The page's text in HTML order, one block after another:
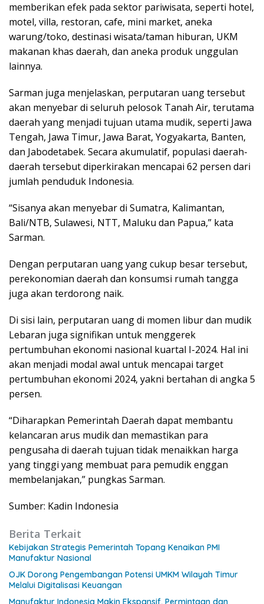
memberikan efek pada sektor pariwisata, seperti hotel,
motel, villa, restoran, cafe, mini market, aneka
warung/toko, destinasi wisata/taman hiburan, UKM
makanan khas daerah, dan aneka produk unggulan
lainnya.
Sarman juga menjelaskan, perputaran uang tersebut
akan menyebar di seluruh pelosok Tanah Air, terutama
daerah yang menjadi tujuan utama mudik, seperti Jawa
Tengah, Jawa Timur, Jawa Barat, Yogyakarta, Banten,
dan Jabodetabek. Secara akumulatif, populasi daerah-
daerah tersebut diperkirakan mencapai 62 persen dari
jumlah penduduk Indonesia.
“Sisanya akan menyebar di Sumatra, Kalimantan,
Bali/NTB, Sulawesi, NTT, Maluku dan Papua,” kata
Sarman.
Dengan perputaran uang yang cukup besar tersebut,
perekonomian daerah dan konsumsi rumah tangga
juga akan terdorong naik.
Di sisi lain, perputaran uang di momen libur dan mudik
Lebaran juga signifikan untuk menggerek
pertumbuhan ekonomi nasional kuartal I-2024. Hal ini
akan menjadi modal awal untuk mencapai target
pertumbuhan ekonomi 2024, yakni bertahan di angka 5
persen.
“Diharapkan Pemerintah Daerah dapat membantu
kelancaran arus mudik dan memastikan para
pengusaha di daerah tujuan tidak menaikkan harga
yang tinggi yang membuat para pemudik enggan
membelanjakan,” pungkas Sarman.
Sumber: Kadin Indonesia
Berita Terkait
Kebijakan Strategis Pemerintah Topang Kenaikan PMI
Manufaktur Nasional
OJK Dorong Pengembangan Potensi UMKM Wilayah Timur
Melalui Digitalisasi Keuangan
Manufaktur Indonesia Makin Ekspansif, Permintaan dan